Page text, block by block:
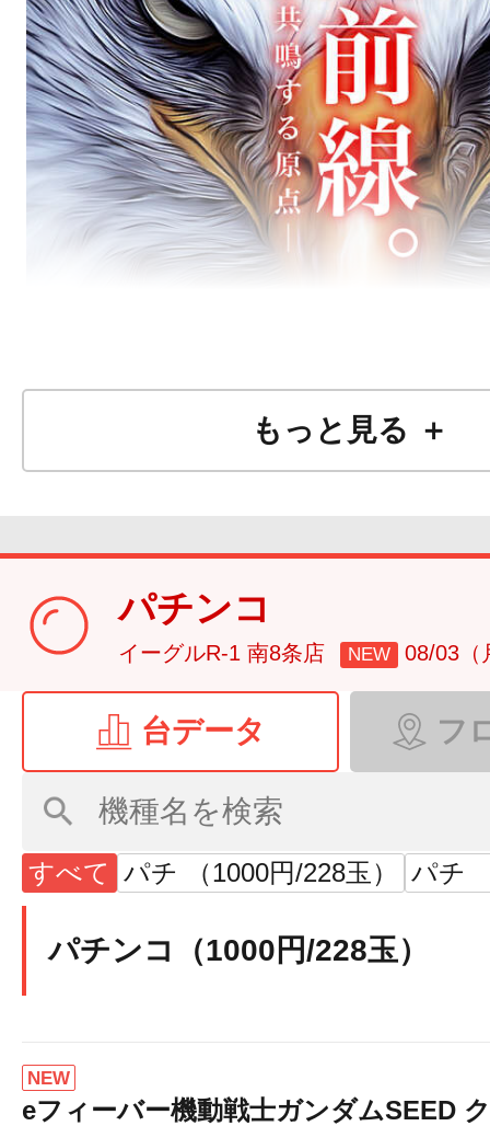
もっと見る ＋
パチンコ
イーグルR-1 南8条店 NEW 08/03（
台データ フ
すべて パチ （1000円/228玉） パチ
パチンコ（1000円/228玉）
NEW
eフィーバー機動戦士ガンダムSEED ク